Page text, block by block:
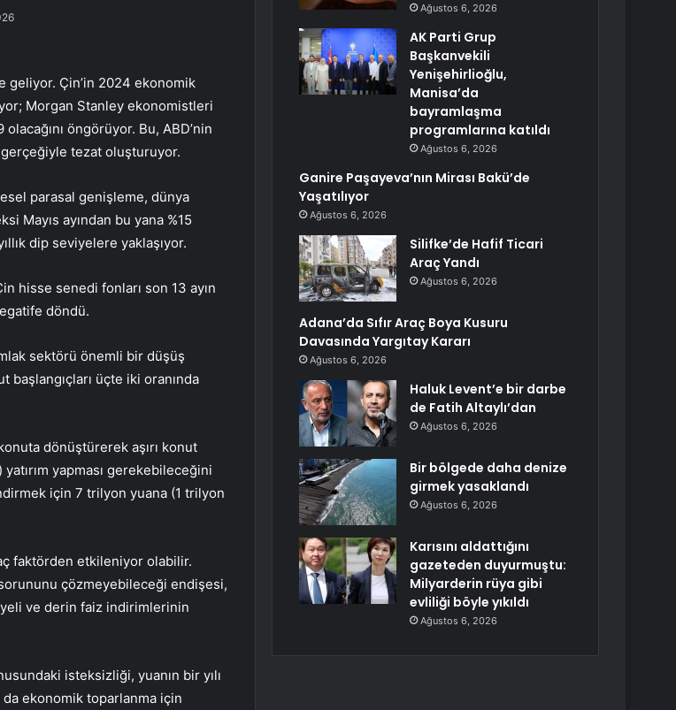
geliyor. Çin’in 2024 ekonomik
Morgan Stanley ekonomistleri
öngörüyor. Bu, ABD’nin
gerçeğiyle tezat oluşturuyor.
parasal genişleme, dünya
Mayıs ayından bu yana %15
dip seviyelere yaklaşıyor.
hisse senedi fonları son 13 ayın
döndü.
sektörü önemli bir düşüş
başlangıçları üçte iki oranında
dönüştürerek aşırı konut
yapması gerekebileceğini
için 7 trilyon yuana (1 trilyon
faktörden etkileniyor olabilir.
çözmeyebileceği endişesi,
ve derin faiz indirimlerinin
isteksizliği, yuanın bir yılı
ekonomik toparlanma için
Ağustos 6, 2026
AK Parti Grup
Başkanvekili
Yenişehirlioğlu,
Manisa’da
bayramlaşma
programlarına katıldı
Ağustos 6, 2026
Ganire Paşayeva’nın Mirası Bakü’de
Yaşatılıyor
Ağustos 6, 2026
Silifke’de Hafif Ticari
Araç Yandı
Ağustos 6, 2026
Adana’da Sıfır Araç Boya Kusuru
Davasında Yargıtay Kararı
Ağustos 6, 2026
Haluk Levent’e bir darbe
de Fatih Altaylı’dan
Ağustos 6, 2026
Bir bölgede daha denize
girmek yasaklandı
Ağustos 6, 2026
Karısını aldattığını
gazeteden duyurmuştu:
Milyarderin rüya gibi
evliliği böyle yıkıldı
Ağustos 6, 2026